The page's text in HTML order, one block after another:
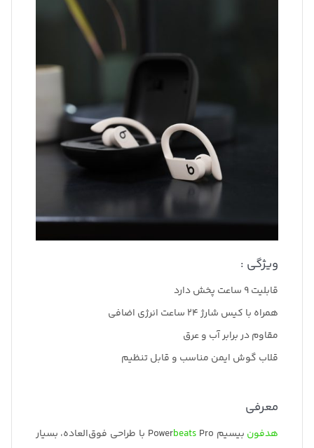
ویژگی :
قابلیت 9 ساعت پخش دارد
همراه با کیس شارژ 24 ساعت انرژی اضافی
مقاوم در برابر آب و عرق
قلاب گوش ایمن مناسب و قابل تنظیم
معرفی
هدفون بیسیم Power beats
Pro با طراحی فوق‌العاده، بسیار